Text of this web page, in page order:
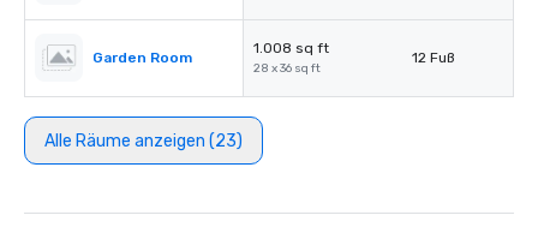
Garden Room
1.008 sq ft
28 x 36 sq ft
12 Fuß
Alle Räume anzeigen (23)